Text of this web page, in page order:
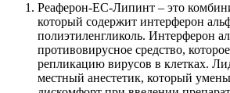
Реаферон-ЕС-Липинт – это
который содержит интерферон
полиэтиленгликоль. Интерферон
противовирусное средство,
репликацию вирусов в клетках.
местный анестетик, который